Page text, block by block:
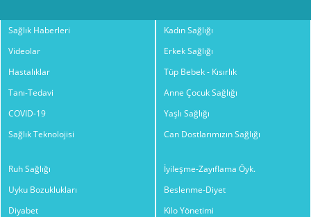
Sağlık Haberleri
Videolar
Hastalıklar
Tanı-Tedavi
COVID-19
Sağlık Teknolojisi
Kadın Sağlığı
Erkek Sağlığı
Tüp Bebek - Kısırlık
Anne Çocuk Sağlığı
Yaşlı Sağlığı
Can Dostlarımızın Sağlığı
Ruh Sağlığı
Uyku Bozuklukları
Diyabet
İyileşme-Zayıflama Öyk.
Beslenme-Diyet
Kilo Yönetimi